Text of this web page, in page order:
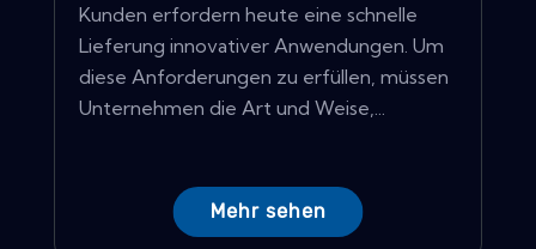
Kunden erfordern heute eine schnelle
Lieferung innovativer Anwendungen. Um
diese Anforderungen zu erfüllen, müssen
Unternehmen die Art und Weise,...
Mehr sehen